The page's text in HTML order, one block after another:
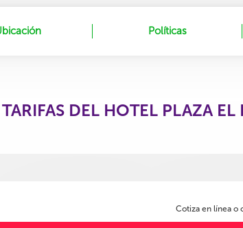
Políticas
DEL HOTEL PLAZA
Cotiza en línea o